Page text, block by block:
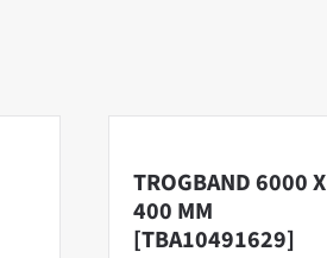
TROGBAND 6000 X
400 MM
[TBA10491629]